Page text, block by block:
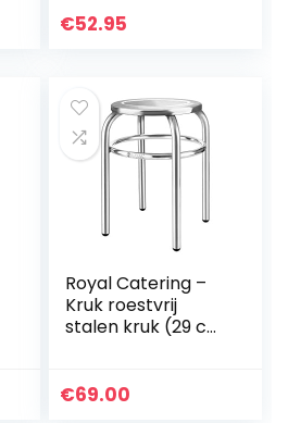
Computerstoel
€52.95
Royal Catering –
Kruk roestvrij
stalen kruk (29 cm
en modern) zilver
€69.00